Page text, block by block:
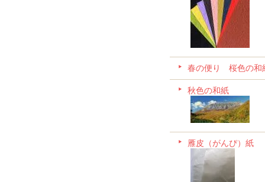
春の便り 桜色の和
秋色の和紙
雁皮（がんぴ）紙